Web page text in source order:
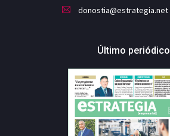
donostia@estrategia.net
Último periódico